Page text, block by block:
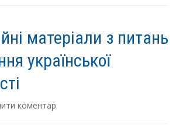
матеріали з питань
української
коментар